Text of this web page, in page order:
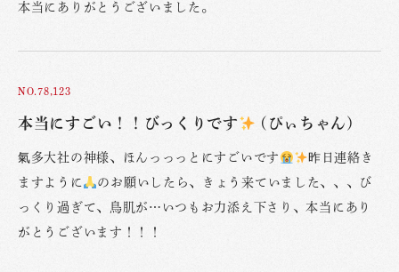
本当にありがとうございました。
NO.78,123
本当にすごい！！びっくりです (ぴぃちゃん)
氣多大社の神様、ほんっっっとにすごいです
昨日連絡き
ますように
のお願いしたら、きょう来ていました、、、び
っくり過ぎて、鳥肌が…いつもお力添え下さり、本当にあり
がとうございます！！！